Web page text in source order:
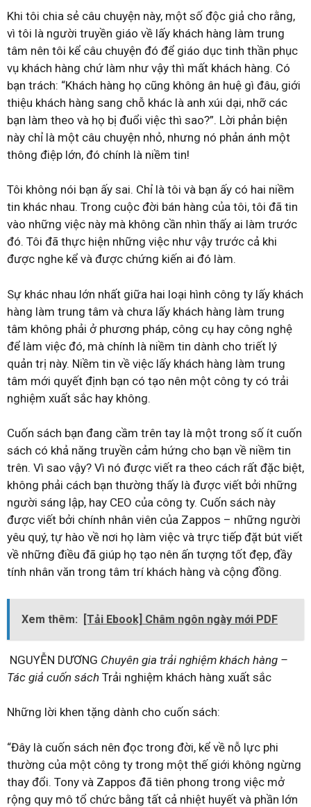
Khi tôi chia sẻ câu chuyện này, một số độc giả cho rằng,
vì tôi là người truyền giáo về lấy khách hàng làm trung
tâm nên tôi kể câu chuyện đó để giáo dục tinh thần phục
vụ khách hàng chứ làm như vậy thì mất khách hàng. Có
bạn trách: “Khách hàng họ cũng không ân huệ gì đâu, giới
thiệu khách hàng sang chỗ khác là anh xúi dại, nhỡ các
bạn làm theo và họ bị đuổi việc thì sao?”. Lời phản biện
này chỉ là một câu chuyện nhỏ, nhưng nó phản ánh một
thông điệp lớn, đó chính là niềm tin!
Tôi không nói bạn ấy sai. Chỉ là tôi và bạn ấy có hai niềm
tin khác nhau. Trong cuộc đời bán hàng của tôi, tôi đã tin
vào những việc này mà không cần nhìn thấy ai làm trước
đó. Tôi đã thực hiện những việc như vậy trước cả khi
được nghe kể và được chứng kiến ai đó làm.
Sự khác nhau lớn nhất giữa hai loại hình công ty lấy khách
hàng làm trung tâm và chưa lấy khách hàng làm trung
tâm không phải ở phương pháp, công cụ hay công nghệ
để làm việc đó, mà chính là niềm tin dành cho triết lý
quản trị này. Niềm tin về việc lấy khách hàng làm trung
tâm mới quyết định bạn có tạo nên một công ty có trải
nghiệm xuất sắc hay không.
Cuốn sách bạn đang cầm trên tay là một trong số ít cuốn
sách có khả năng truyền cảm hứng cho bạn về niềm tin
trên. Vì sao vậy? Vì nó được viết ra theo cách rất đặc biệt,
không phải cách bạn thường thấy là được viết bởi những
người sáng lập, hay CEO của công ty. Cuốn sách này
được viết bởi chính nhân viên của Zappos – những người
yêu quý, tự hào về nơi họ làm việc và trực tiếp đặt bút viết
về những điều đã giúp họ tạo nên ấn tượng tốt đẹp, đầy
tính nhân văn trong tâm trí khách hàng và cộng đồng.
Xem thêm: [Tải Ebook] Châm ngôn ngày mới PDF
NGUYỄN DƯƠNG Chuyên gia trải nghiệm khách hàng –
Tác giả cuốn sách Trải nghiệm khách hàng xuất sắc
Những lời khen tặng dành cho cuốn sách:
“Đây là cuốn sách nên đọc trong đời, kể về nỗ lực phi
thường của một công ty trong một thế giới không ngừng
thay đổi. Tony và Zappos đã tiên phong trong việc mở
rộng quy mô tổ chức bằng tất cả nhiệt huyết và phần lớn